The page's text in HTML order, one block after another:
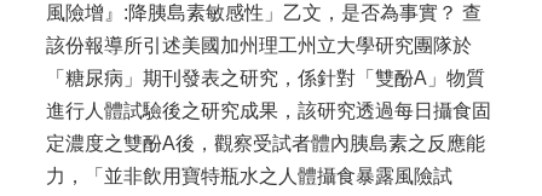
風險增』:降胰島素敏感性」乙文，是否為事實？ 查
該份報導所引述美國加州理工州立大學研究團隊於
「糖尿病」期刊發表之研究，係針對「雙酚A」物質
進行人體試驗後之研究成果，該研究透過每日攝食固
定濃度之雙酚A後，觀察受試者體內胰島素之反應能
力，「並非飲用寶特瓶水之人體攝食暴露風險試